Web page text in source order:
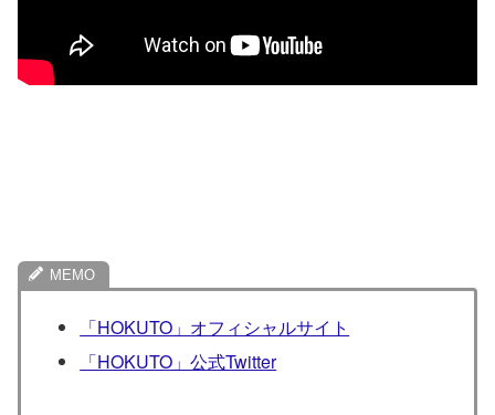
「HOKUTO」オフィシャルサイト
「HOKUTO」公式Twitter